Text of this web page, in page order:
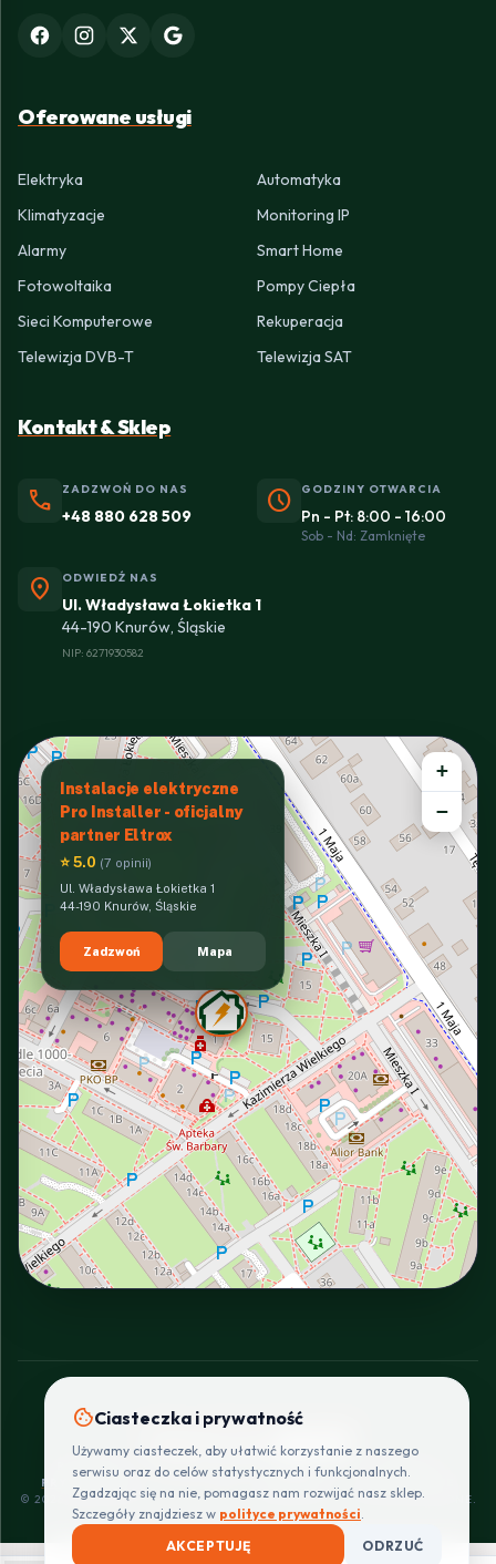
Oferowane usługi
Elektryka
Automatyka
Klimatyzacje
Monitoring IP
Alarmy
Smart Home
Fotowoltaika
Pompy Ciepła
Sieci Komputerowe
Rekuperacja
Telewizja DVB-T
Telewizja SAT
Kontakt & Sklep
phone ZADZWOŃ DO NAS
+48 880 628 509 schedule GODZINY OTWARCIA
Pn - Pt: 8:00 - 16:00
Sob - Nd: Zamknięte
location_on ODWIEDŹ NAS
Ul. Władysława Łokietka 1
44-190 Knurów, Śląskie
NIP: 6271930582
Instalacje elektryczne
Pro Installer - oficjalny
partner Eltrox
⭐ 5.0 (7 opinii)
Ul. Władysława Łokietka 1
44-190 Knurów, Śląskie
Zadzwoń Mapa
+
−
INTERACTIVE VIEW
SZYBKIE I BEZPIECZNE PŁATNOŚCI
POLITYKA
PRYWATNOŚCI
REGULAMIN
CENNIK
DOSTAW
ZWROTY I
REKLAMACJE
© 2026 PROINSTALLER.PL - KNURÓW. WSZYSTKIE PRAWA ZASTRZEŻONE.
cookieCiasteczka i prywatność
Używamy ciasteczek, aby ułatwić korzystanie z naszego
serwisu oraz do celów statystycznych i funkcjonalnych.
Zgadzając się na nie, pomagasz nam rozwijać nasz sklep.
Szczegóły znajdziesz w polityce prywatności.
AKCEPTUJĘ
ODRZUĆ